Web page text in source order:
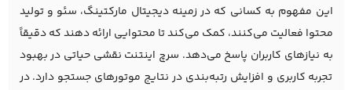
این مفهوم به کسانی که در زمینه دیجیتال مارکتینگ، سئو و تولید
محتوا فعالیت می‌کنند، کمک می‌کند تا محتوایی ارائه دهند که دقیقاً
به نیازهای کاربران پاسخ می‌دهد. سرچ اینتنت نقشی حیاتی در بهبود
تجربه کاربری و افزایش رتبه‌بندی در نتایج موتورهای جستجو دارد. در